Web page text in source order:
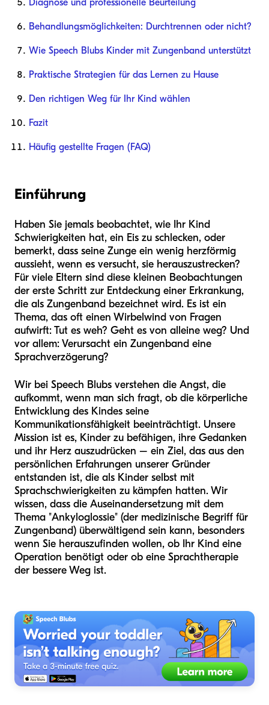
Diagnose und professionelle Beurteilung
Behandlungsmöglichkeiten: Durchtrennen oder nicht?
Wie Speech Blubs Kinder mit Zungenband unterstützt
Praktische Strategien für das Lernen zu Hause
Den richtigen Weg für Ihr Kind wählen
Fazit
Häufig gestellte Fragen (FAQ)
Einführung
Haben Sie jemals beobachtet, wie Ihr Kind
Schwierigkeiten hat, ein Eis zu schlecken, oder
bemerkt, dass seine Zunge ein wenig herzförmig
aussieht, wenn es versucht, sie herauszustrecken?
Für viele Eltern sind diese kleinen Beobachtungen
der erste Schritt zur Entdeckung einer Erkrankung,
die als Zungenband bezeichnet wird. Es ist ein
Thema, das oft einen Wirbelwind von Fragen
aufwirft: Tut es weh? Geht es von alleine weg? Und
vor allem: Verursacht ein Zungenband eine
Sprachverzögerung?
Wir bei Speech Blubs verstehen die Angst, die
aufkommt, wenn man sich fragt, ob die körperliche
Entwicklung des Kindes seine
Kommunikationsfähigkeit beeinträchtigt. Unsere
Mission ist es, Kinder zu befähigen, ihre Gedanken
und ihr Herz auszudrücken – ein Ziel, das aus den
persönlichen Erfahrungen unserer Gründer
entstanden ist, die als Kinder selbst mit
Sprachschwierigkeiten zu kämpfen hatten. Wir
wissen, dass die Auseinandersetzung mit dem
Thema "Ankyloglossie" (der medizinische Begriff für
Zungenband) überwältigend sein kann, besonders
wenn Sie herauszufinden wollen, ob Ihr Kind eine
Operation benötigt oder ob eine Sprachtherapie
der bessere Weg ist.